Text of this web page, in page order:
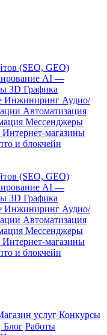
(SEO, GEO)
AI —
3D Графика
Инжиниринг Аудио/
Автоматизация
Мессенджеры
Интернет-магазины
и блокчейн
(SEO, GEO)
AI —
3D Графика
Инжиниринг Аудио/
Автоматизация
Мессенджеры
Интернет-магазины
и блокчейн
услуг Конкурсы
Блог Работы